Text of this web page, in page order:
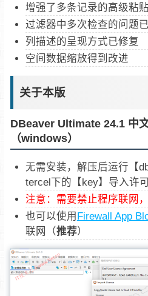
增强了多条记录的高级粘
过滤器中多次检查的问题
列描述的呈现方式已修复
空间数据缩放得到改进
关于本版
DBeaver Ultimate 24.1 中
（windows）
无需安装，解压后运行【
tercel下的【key】导入许
注意：需要禁止程序联网
也可以使用 Firewall App
联网（推荐）